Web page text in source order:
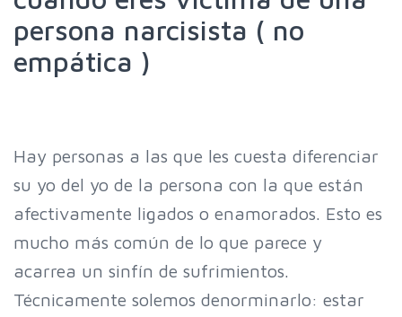
persona narcisista ( no
empática )
Hay personas a las que les cuesta diferenciar
su yo del yo de la persona con la que están
afectivamente ligados o enamorados. Esto es
mucho más común de lo que parece y
acarrea un sinfín de sufrimientos.
Técnicamente solemos denorminarlo: estar